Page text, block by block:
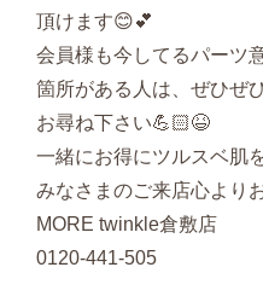
頂けます😊💕
会員様も今してるパーツ
箇所がある人は、ぜひぜ
お尋ね下さい💪🏻😆
一緒にお得にツルスベ肌
みなさまのご来店心より
MORE twinkle倉敷店
0120-441-505